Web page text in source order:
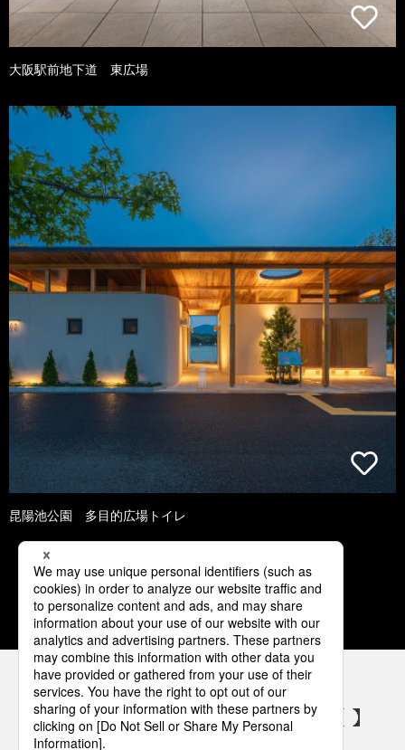
大阪駅前地下道 東広場
昆陽池公園 多目的広場トイレ
1 2 3 4 5
パナソニックの電気設備 SNSアカウント